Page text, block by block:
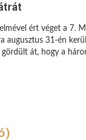
ért véget a 7.
augusztus 31-én
át, hogy a